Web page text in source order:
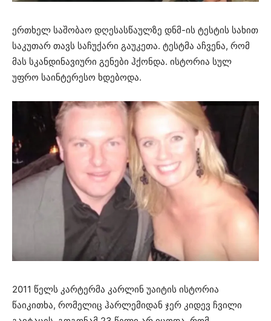
ერთხელ საშობაო დღესასწაულზე დნმ-ის ტესტის სახით
საკუთარ თავს საჩუქარი გაუკეთა. ტესტმა აჩვენა, რომ
მას სკანდინავიური გენები ჰქონდა. ისტორია სულ
უფრო საინტერესო ხდებოდა.
2011 წელს კარტერმა კარლინ უაიტის ისტორია
წაიკითხა, რომელიც ჰარლემიდან ჯერ კიდევ ჩვილი